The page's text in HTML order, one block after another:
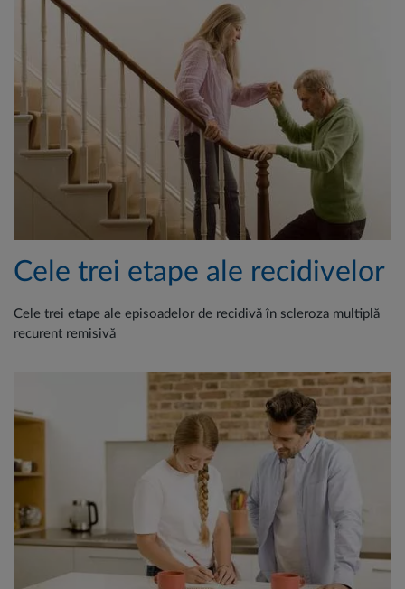
Cele trei etape ale recidivelor
Cele trei etape ale episoadelor de recidivă în scleroza multiplă
recurent remisivă